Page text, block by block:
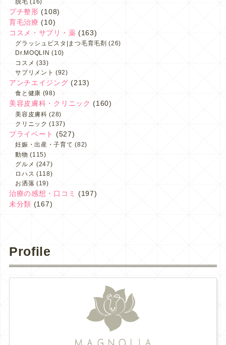
プチ整形 (108)
育毛治療 (10)
コスメ・サプリ・薬 (163)
グラッシュビスタ|まつ毛育毛剤 (26)
Dr.MOQLIN (10)
コスメ (33)
サプリメント (92)
アンチエイジング (213)
食と健康 (98)
美容皮膚科・クリニック (160)
美容皮膚科 (28)
クリニック (137)
プライベート (527)
妊娠・出産・子育て (82)
動物 (115)
グルメ (247)
ロハス (118)
お洒落 (19)
治療の感想・口コミ
(197)
未分類 (167)
Profile